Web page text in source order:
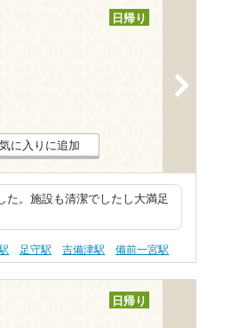
日帰り
に入りに追加
た。施設も清潔でしたし大満足
足守駅 吉備津駅 備前一宮駅
日帰り